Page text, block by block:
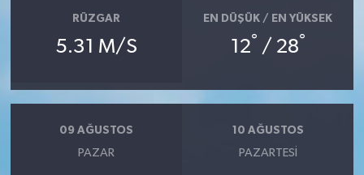
RÜZGAR
5.31 M/S
EN DÜŞÜK / EN YÜKSEK
12° / 28°
09 AĞUSTOS
PAZAR
10 AĞUSTOS
PAZARTESI